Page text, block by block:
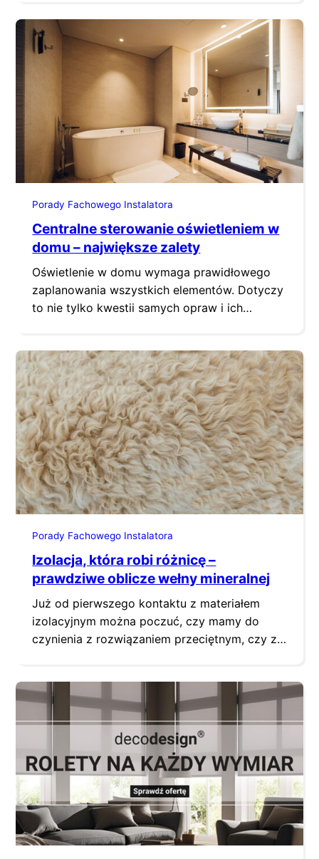
precyzji ruchów maszyn, takich jak koparki,
prasy czy podnośniki. Wybór części do
budowy lub naprawy systemu nie może być
dziełem przypadku. Każdy błąd w doborze
parametrów grozi nagłą awarią, wyciekiem…
Porady Fachowego Instalatora
Centralne sterowanie oświetleniem w
domu – największe zalety
Oświetlenie w domu wymaga prawidłowego
zaplanowania wszystkich elementów. Dotyczy
to nie tylko kwestii samych opraw i ich
Obok klasycznych włączników do dyspozycji
są coraz częściej rozwiązania smart, które
pozwalają na centralizację w kontrolowaniu
warunków oświetleniowych w całym domu.
Jak sterować zdalnie domowymi lampami?
Jakie korzyści…
Porady Fachowego Instalatora
Izolacja, która robi różnicę –
prawdziwe oblicze wełny mineralnej
Już od pierwszego kontaktu z materiałem
izolacyjnym można poczuć, czy mamy do
czynienia z rozwiązaniem przeciętnym, czy z
izolacyjnych, ale dopiero świadomy wybór jej
konkretnego rodzaju pozwala w pełni
wykorzystać jej spektakularny potencjał. To
nie jest jeden produkt o wielu nazwach – to…